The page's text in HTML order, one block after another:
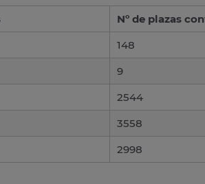
Nº de plazas
148
9
2544
3558
2998